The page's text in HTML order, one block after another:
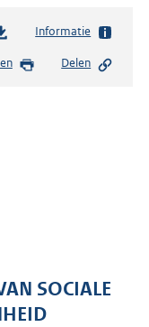
Informatie
Delen
SOCIALE